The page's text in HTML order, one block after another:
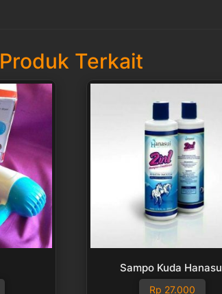
Produk Terkait
Sampo Kuda
Rp 27.000